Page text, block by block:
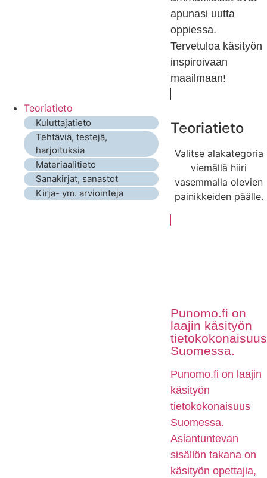
apunasi uutta
oppiessa.
Tervetuloa käsityön
inspiroivaan
maailmaan!
Teoriatieto
Kuluttajatieto
Tehtäviä, testejä,
harjoituksia
Materiaalitieto
Sanakirjat, sanastot
Kirja- ym. arviointeja
Teoriatieto
Valitse alakategoria
viemällä hiiri
vasemmalla olevien
painikkeiden päälle.
Punomo.fi on
laajin käsityön
tietokokonaisuus
Suomessa.
Punomo.fi on laajin
käsityön
tietokokonaisuus
Suomessa.
Asiantuntevan
sisällön takana on
käsityön opettajia,